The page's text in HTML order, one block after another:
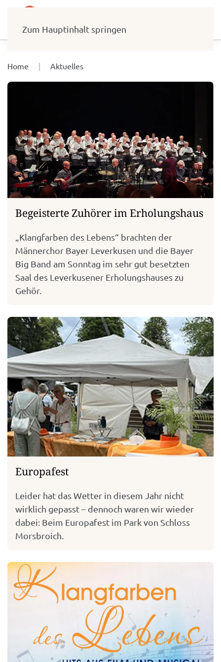
Zum Hauptinhalt springen
Home Aktuelles
Begeisterte Zuhörer im Erholungshaus
„Klangfarben des Lebens“ brachten der
Männerchor Bayer Leverkusen und die Bayer
Big Band am Sonntag im sehr gut besetzten
Saal des Leverkusener Erholungshauses zu
Gehör.
Europafest
Leider hat das Wetter in diesem Jahr nicht
wirklich gepasst – dennoch waren wir wieder
dabei: Beim Europafest im Park von Schloss
Morsbroich.